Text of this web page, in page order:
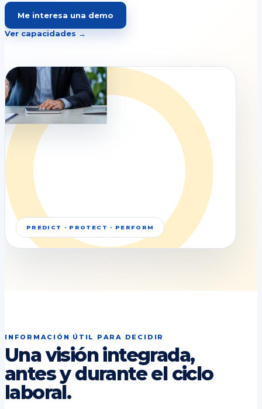
Me interesa una demo
Ver capacidades →
PREDICT · PROTECT · PERFORM
INFORMACIÓN ÚTIL PARA DECIDIR
Una visión integrada,
antes y durante el ciclo
laboral.